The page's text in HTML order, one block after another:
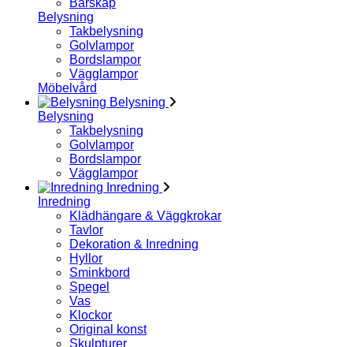
Barskåp
Belysning
Takbelysning
Golvlampor
Bordslampor
Vägglampor
Möbelvård
Belysning
Belysning
Takbelysning
Golvlampor
Bordslampor
Vägglampor
Inredning
Inredning
Klädhängare & Väggkrokar
Tavlor
Dekoration & Inredning
Hyllor
Sminkbord
Spegel
Vas
Klockor
Original konst
Skulpturer